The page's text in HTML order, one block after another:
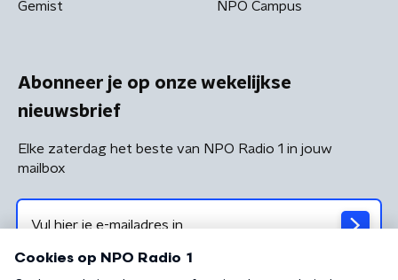
Gemist NPO Campus
Abonneer je op onze wekelijkse
nieuwsbrief
Elke zaterdag het beste van NPO Radio 1 in jouw
mailbox